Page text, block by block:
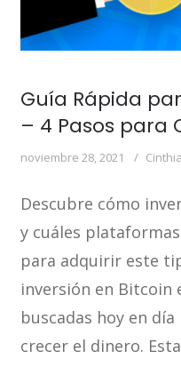
Guía Rápida
– 4 Pasos para
noviembre 28, 2021
Descubre cómo
y cuáles
para adquirir este
inversión en Bitcoin
buscadas hoy en
crecer el dinero.